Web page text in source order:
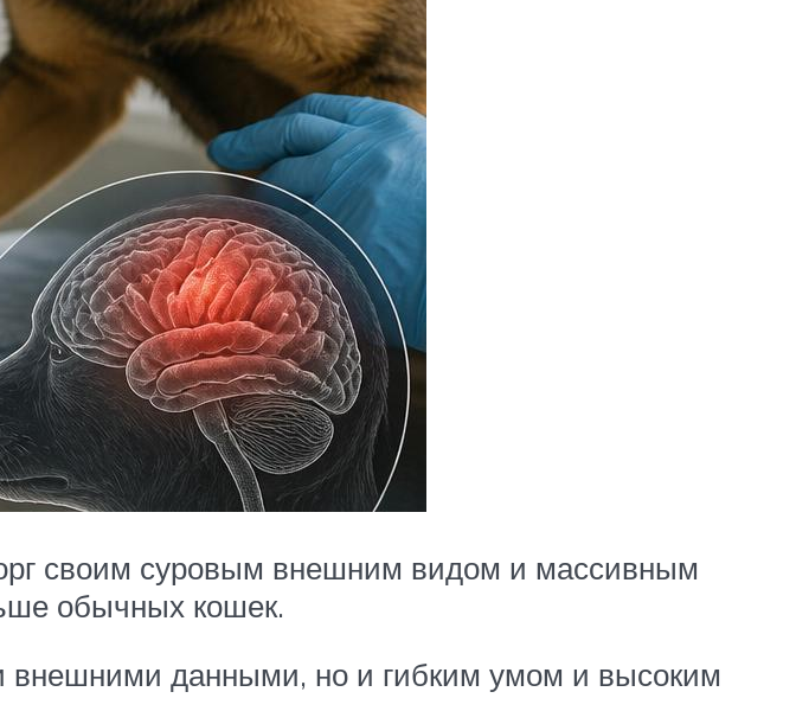
своим суровым внешним видом и массивным
обычных кошек.
данными, но и гибким умом и высоким